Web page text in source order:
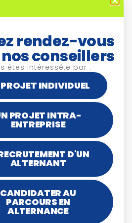
r
é
n
o
*
N
o
*
T
é
rendez-vous
conseillers
êtes intéressé.e par :
INDIVIDUEL
PROJET INTRA-
ENTREPRISE
D'UN
ALTERNANT
CANDIDATER AU
PARCOURS EN
ALTERNANCE